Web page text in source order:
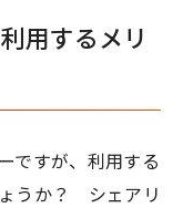
用するメリ
ですが、利用する
うか？ シェアリ